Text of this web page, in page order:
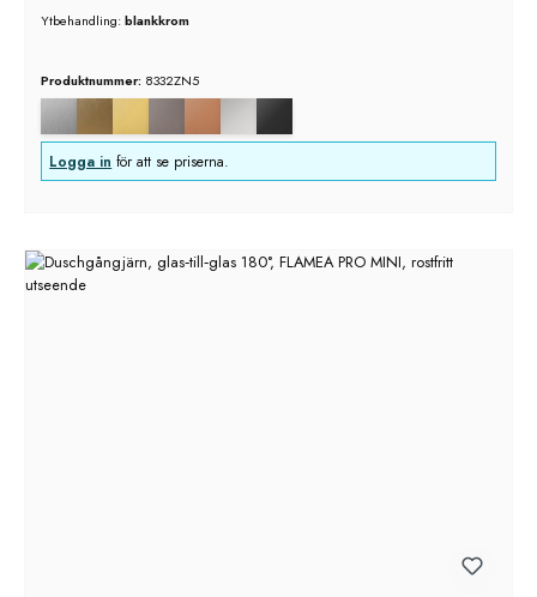
Ytbehandling:blankkrom
Produktnummer: 8332ZN5
Logga in för att se priserna.